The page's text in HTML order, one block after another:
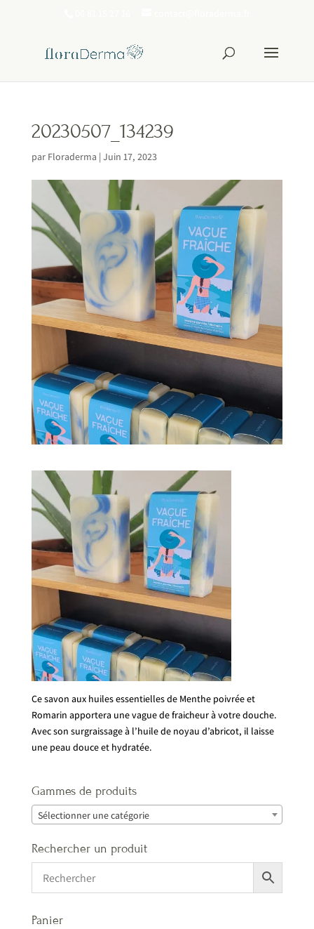
20230507_134239
par Floraderma | Juin 17, 2023
Ce savon aux huiles essentielles de Menthe poivrée et
Romarin apportera une vague de fraicheur à votre douche.
Avec son surgraissage à l’huile de noyau d’abricot, il laisse
une peau douce et hydratée.
Gammes de produits
Sélectionner une catégorie
Rechercher un produit
Panier